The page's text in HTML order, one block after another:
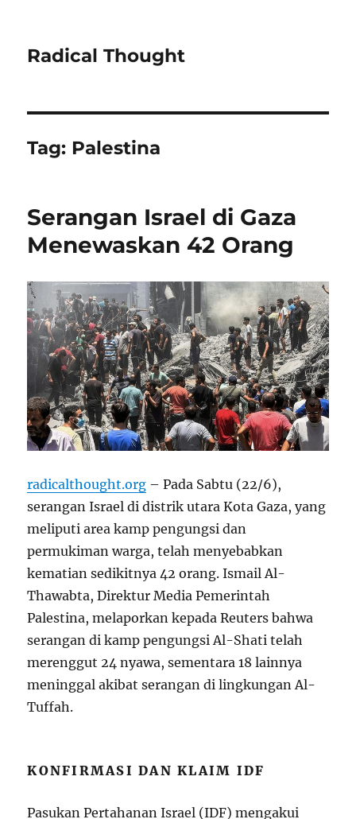
Radical Thought
Tag: Palestina
Serangan Israel di Gaza
Menewaskan 42 Orang
radicalthought.org – Pada Sabtu (22/6),
serangan Israel di distrik utara Kota Gaza, yang
meliputi area kamp pengungsi dan
permukiman warga, telah menyebabkan
kematian sedikitnya 42 orang. Ismail Al-
Thawabta, Direktur Media Pemerintah
Palestina, melaporkan kepada Reuters bahwa
serangan di kamp pengungsi Al-Shati telah
merenggut 24 nyawa, sementara 18 lainnya
meninggal akibat serangan di lingkungan Al-
Tuffah.
KONFIRMASI DAN KLAIM IDF
Pasukan Pertahanan Israel (IDF) mengakui